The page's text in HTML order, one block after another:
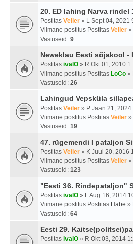
20. ED lahing Narva rindel
Postitas Veiler » L Sept 04, 2021
Viimane postitus Postitas Veiler »
Vastuseid: 9
Neweklau Eesti sõjakool -
Postitas ivalO » R Okt 01, 2010
Viimane postitus Postitas LoCo »
Vastuseid: 26
Lahingud Vepsküla
Postitas Veiler » P Jaan 21, 2024
Viimane postitus Postitas Veiler »
Vastuseid: 19
47. rügemendi I pataljon
Postitas Veiler » K Juul 20, 2016
Viimane postitus Postitas Veiler »
Vastuseid: 123
"Eesti 36. Rindepataljon"
Postitas ivalO » L Aug 16, 2014
Viimane postitus Postitas Habe »
Vastuseid: 64
Eesti 29.
Postitas ivalO » R Okt 03, 2014